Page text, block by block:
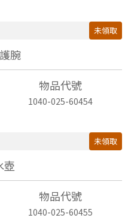
未領取
護腕
物品代號
1040-025-60454
未領取
壺
物品代號
1040-025-60455